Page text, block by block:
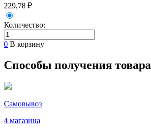
229,78 ₽
Количество:
0 В корзину
Способы получения товара
Самовывоз
4 магазина